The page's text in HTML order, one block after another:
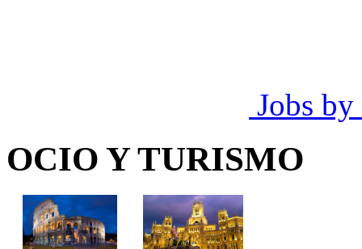
Jobs by
OCIO Y TURISMO